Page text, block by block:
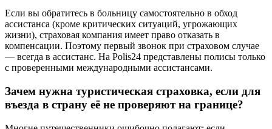
Если вы обратитесь в больницу самостоятельно в обход
ассистанса (кроме критических ситуаций, угрожающих
жизни), страховая компания имеет право отказать в
компенсации. Поэтому первый звонок при страховом случае
— всегда в ассистанс. На Polis24 представлены полисы только
с проверенными международными ассистансами.
Зачем нужна туристическая страховка, если для
въезда в страну её не проверяют на границе?